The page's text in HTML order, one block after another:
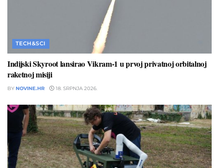
TECH&SCI
Indijski Skyroot lansirao Vikram-1 u prvoj privatnoj orbitalnoj
raketnoj misiji
BY NOVINE.HR 18. SRPNJA 2026.